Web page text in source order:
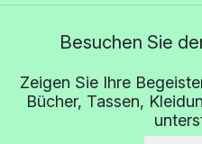
Besuchen Sie
Zeigen Sie Ihre
Bücher, Tassen,